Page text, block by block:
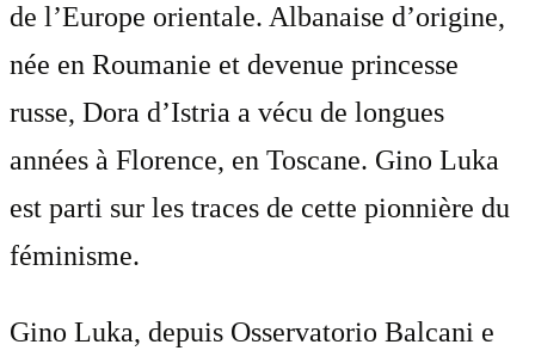
de l’Europe orientale. Albanaise d’origine,
née en Roumanie et devenue princesse
russe, Dora d’Istria a vécu de longues
années à Florence, en Toscane. Gino Luka
est parti sur les traces de cette pionnière du
féminisme.
Gino Luka, depuis Osservatorio Balcani e